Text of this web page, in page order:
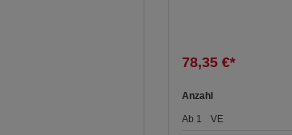
78,35 €*
Anzahl
Ab 1 VE